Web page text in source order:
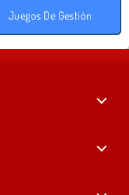
Juegos De Gestión